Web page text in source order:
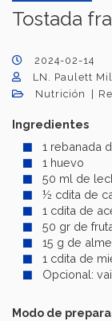
Tostada
2024-02-14
LN. Paulett
Nutrición
Ingredientes
1 rebanada
1 huevo
50 ml de
½ cdita de
1 cdita de
50 gr de
15 g de
1 cdita de
Opcional:
Modo de